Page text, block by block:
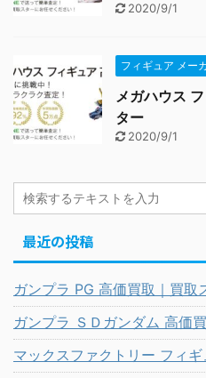
2020/9/1
フィギュア メー
メガハウス
ター
2020/9/1
最近の投稿
ガンプラ PG 高価買取｜買取
ガンプラ ＳＤガンダム 高価
マックスファクトリー フィ